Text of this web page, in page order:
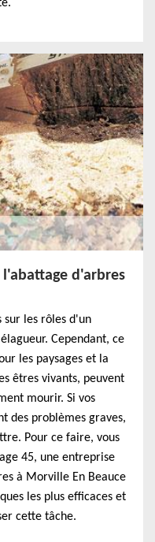
d'arbres
sur les rôles d'un
Cependant, ce
les paysages et la
êtres vivants, peuvent
mourir. Si vos
des problèmes graves,
Pour ce faire, vous
45, une entreprise
à Morville En Beauce
les plus efficaces et
cette tâche.